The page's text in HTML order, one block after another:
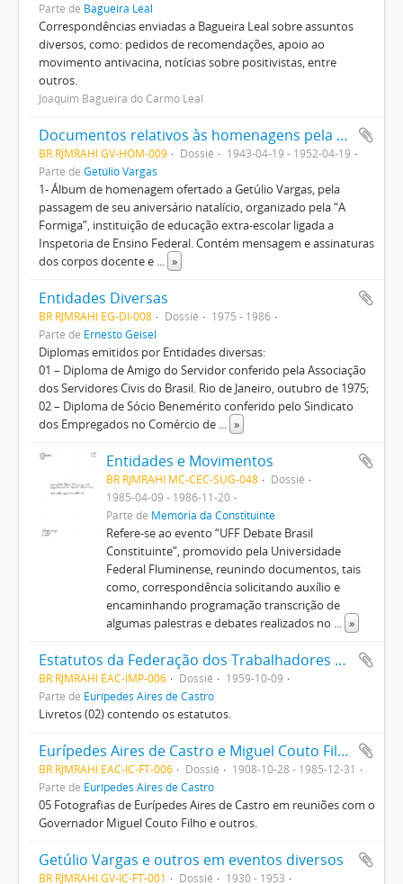
Parte de Bagueira Leal
Correspondências enviadas a Bagueira Leal sobre assuntos
diversos, como: pedidos de recomendações, apoio ao
movimento antivacina, notícias sobre positivistas, entre
outros.
Joaquim Bagueira do Carmo Leal
Documentos relativos às homenagens pela passagem do aniversário natalício de Getúlio Vargas
BR RJMRAHI GV-HOM-009 Dossiê
1943-04-19 - 1952-04-19
Parte de Getúlio Vargas
1- Álbum de homenagem ofertado a Getúlio Vargas, pela
passagem de seu aniversário natalício, organizado pela “A
Formiga”, instituição de educação extra-escolar ligada a
Inspetoria de Ensino Federal. Contém mensagem e assinaturas
dos corpos docente e ... »
Entidades Diversas
BR RJMRAHI EG-DI-008 Dossiê
1975 - 1986
Parte de Ernesto Geisel
Diplomas emitidos por Entidades diversas:
01 – Diploma de Amigo do Servidor conferido pela Associação
dos Servidores Civis do Brasil. Rio de Janeiro, outubro de 1975;
02 – Diploma de Sócio Benemérito conferido pelo Sindicato
dos Empregados no Comércio de ... »
Entidades e Movimentos
BR RJMRAHI MC-CEC-SUG-048
Dossiê
1985-04-09 - 1986-11-20
Parte de Memória da Constituinte
Refere-se ao evento “UFF Debate Brasil
Constituinte”, promovido pela Universidade
Federal Fluminense, reunindo documentos, tais
como, correspondência solicitando auxílio e
encaminhando programação transcrição de
algumas palestras e debates realizados no ... »
Estatutos da Federação dos Trabalhadores nas Indústrias Metalúrgicas, Mecânicas e de Material Elétrico do Estado do Rio de Janeiro
BR RJMRAHI EAC-IMP-006 Dossiê
1959-10-09
Parte de Eurípedes Aires de Castro
Livretos (02) contendo os estatutos.
Eurípedes Aires de Castro e Miguel Couto Filho
BR RJMRAHI EAC-IC-FT-006 Dossiê
1908-10-28 - 1985-12-31
Parte de Eurípedes Aires de Castro
05 Fotografias de Eurípedes Aires de Castro em reuniões com o
Governador Miguel Couto Filho e outros.
Getúlio Vargas e outros em eventos diversos
BR RJMRAHI GV-IC-FT-001 Dossiê
1930 - 1953